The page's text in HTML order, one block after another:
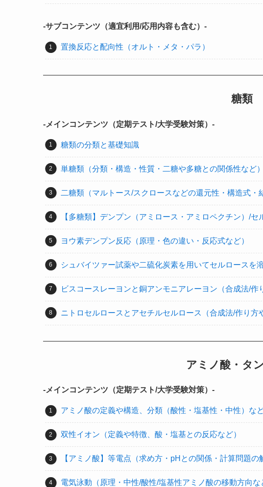
-サブコンテンツ（適宜利用/応用内容も含む）-
置換反応と配向性（オルト・メタ・パラ）
糖類
-メインコンテンツ（定期テスト/大学受験対策）-
糖類の分類と基礎知識
単糖類（分類・構造・性質・二糖や多糖との関係性など）
二糖類（マルトース/スクロースなどの還元性・構造式・
【多糖類】デンプン（アミロース・アミロペクチン）/
ヨウ素デンプン反応（原理・色の違い・反応式など）
シュバイツァー試薬や二硫化炭素を用いてセルロースを
ビスコースレーヨンと銅アンモニアレーヨン（合成法/作
ニトロセルロースとアセチルセルロース（合成法/作り方
アミノ酸・タ
-メインコンテンツ（定期テスト/大学受験対策）-
アミノ酸の定義や構造、分類（酸性・塩基性・中性）な
双性イオン（定義や特徴、酸・塩基との反応など）
【アミノ酸】等電点（求め方・pHとの関係・計算問題の
電気泳動（原理・中性/酸性/塩基性アミノ酸の移動方向な